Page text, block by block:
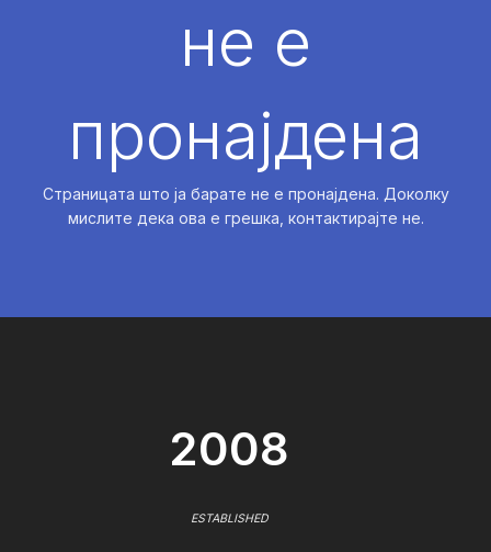
не е
пронајдена
Страницата што ја барате не е пронајдена. Доколку
мислите дека ова е грешка, контактирајте не.
2008
ESTABLISHED